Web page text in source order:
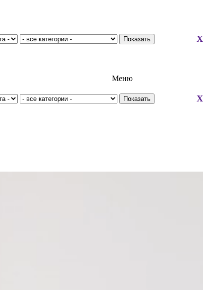
X
Меню
X